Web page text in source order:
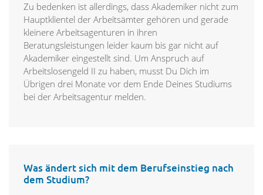
Zu bedenken ist allerdings, dass Akademiker nicht zum
Hauptklientel der Arbeitsämter gehören und gerade
kleinere Arbeitsagenturen in ihren
Beratungsleistungen leider kaum bis gar nicht auf
Akademiker eingestellt sind. Um Anspruch auf
Arbeitslosengeld II zu haben, musst Du Dich im
Übrigen drei Monate vor dem Ende Deines Studiums
bei der Arbeitsagentur melden.
Was ändert sich mit dem Berufseinstieg nach
dem Studium?